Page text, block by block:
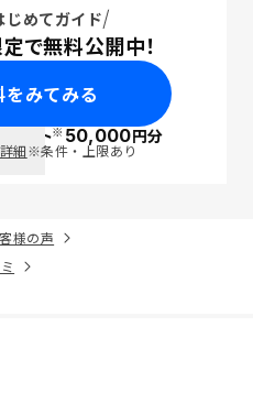
じめてガイド
で無料公開中！
をみてみる
ポイント※50,000円分
細※条件・上限あり
様の声